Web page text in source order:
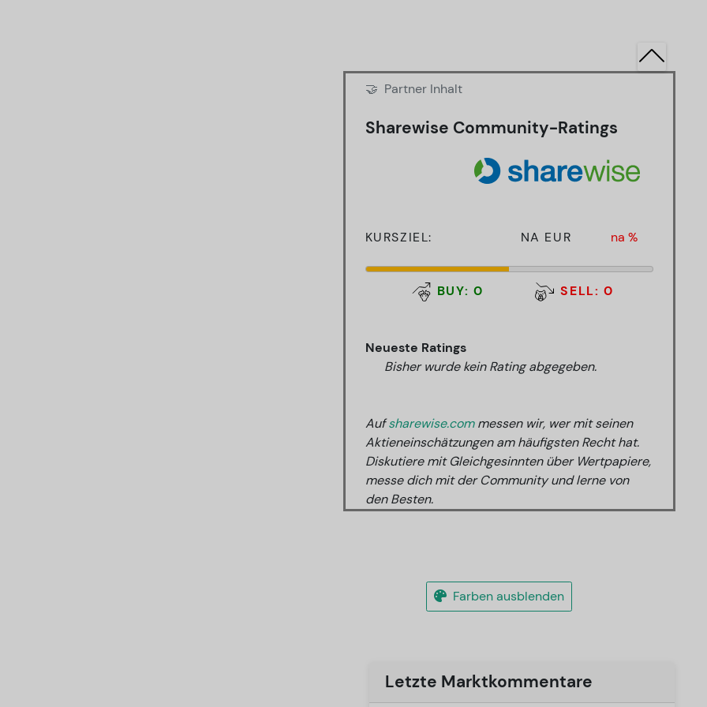
🤝 Partner Inhalt
Sharewise Community-Ratings
KURSZIEL: NA EUR na %
BUY: 0 SELL: 0
Neueste Ratings
Bisher wurde kein Rating abgegeben.
Aufsharewise.commessen wir, wer mit seinen
Aktieneinschätzungen am häufigsten Recht hat.
Diskutiere mit Gleichgesinnten über Wertpapiere,
messe dich mit der Community und lerne von
den Besten.
Farben ausblenden
Letzte Marktkommentare